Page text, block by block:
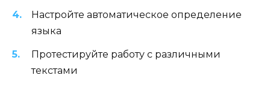
Настройте автоматическое определение
языка
Протестируйте работу с различными
текстами